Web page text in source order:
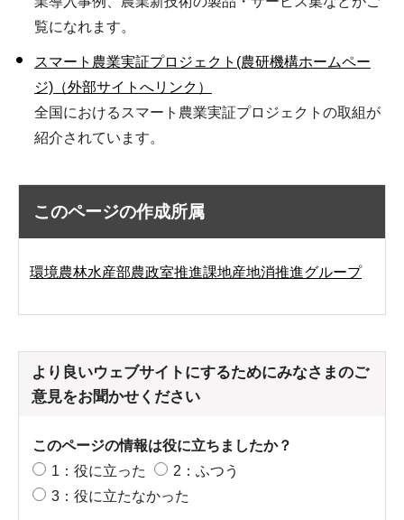
覧になれます。
スマート農業実証プロジェクト(農研機構ホームペー
ジ)（外部サイトへリンク）
全国におけるスマート農業実証プロジェクトの取組が
紹介されています。
このページの作成所属
環境農林水産部農政室推進課地産地消推進グループ
より良いウェブサイトにするためにみなさまのご
意見をお聞かせください
このページの情報は役に立ちましたか？
1：役に立った
2：ふつう
3：役に立たなかった